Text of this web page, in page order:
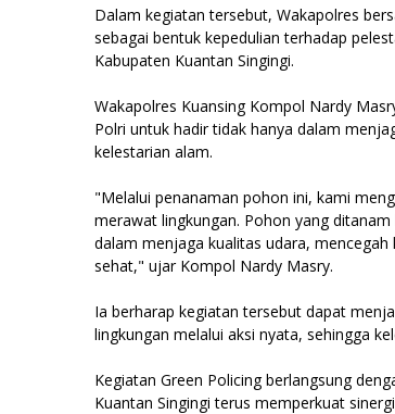
Dalam kegiatan tersebut, Wakapolres
sebagai bentuk kepedulian terhadap
Kabupaten Kuantan Singingi.
Wakapolres Kuansing Kompol Nardy
Polri untuk hadir tidak hanya dalam
kelestarian alam.
"Melalui penanaman pohon ini, kami
merawat lingkungan. Pohon yang
dalam menjaga kualitas udara,
sehat," ujar Kompol Nardy Masry.
Ia berharap kegiatan tersebut dapat
lingkungan melalui aksi nyata, sehingga
Kegiatan Green Policing berlangsung
Kuantan Singingi terus memperkuat